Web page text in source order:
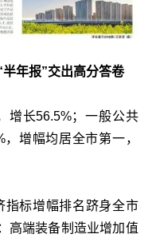
年报”交出高分答卷
增长56.5%；一般公共
增幅均居全市第一，
指标增幅排名跻身全市
高端装备制造业增加值